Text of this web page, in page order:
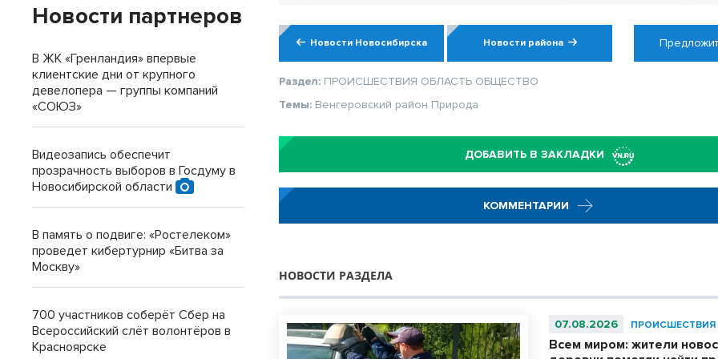
Новости Новосибирска Новости района
Раздел: ПРОИСШЕСТВИЯ ОБЛАСТЬ ОБЩЕСТВО
Темы: Венгеровский район Природа
ДОБАВИТЬ В ЗАКЛАДКИ
КОММЕНТАРИИ
НОВОСТИ РАЗДЕЛА
07.08.2026 ПРОИСШЕСТВИЯ
Всем миром: жители
Новости партнеров
В ЖК «Гренландия» впервые
клиентские дни от крупного
девелопера — группы компаний
«СОЮЗ»
Видеозапись обеспечит
прозрачность выборов в Госдуму в
Новосибирской области
В память о подвиге: «Ростелеком»
проведет кибертурнир «Битва за
Москву»
700 участников соберёт Сбер на
Всероссийский слёт волонтёров в
Красноярске